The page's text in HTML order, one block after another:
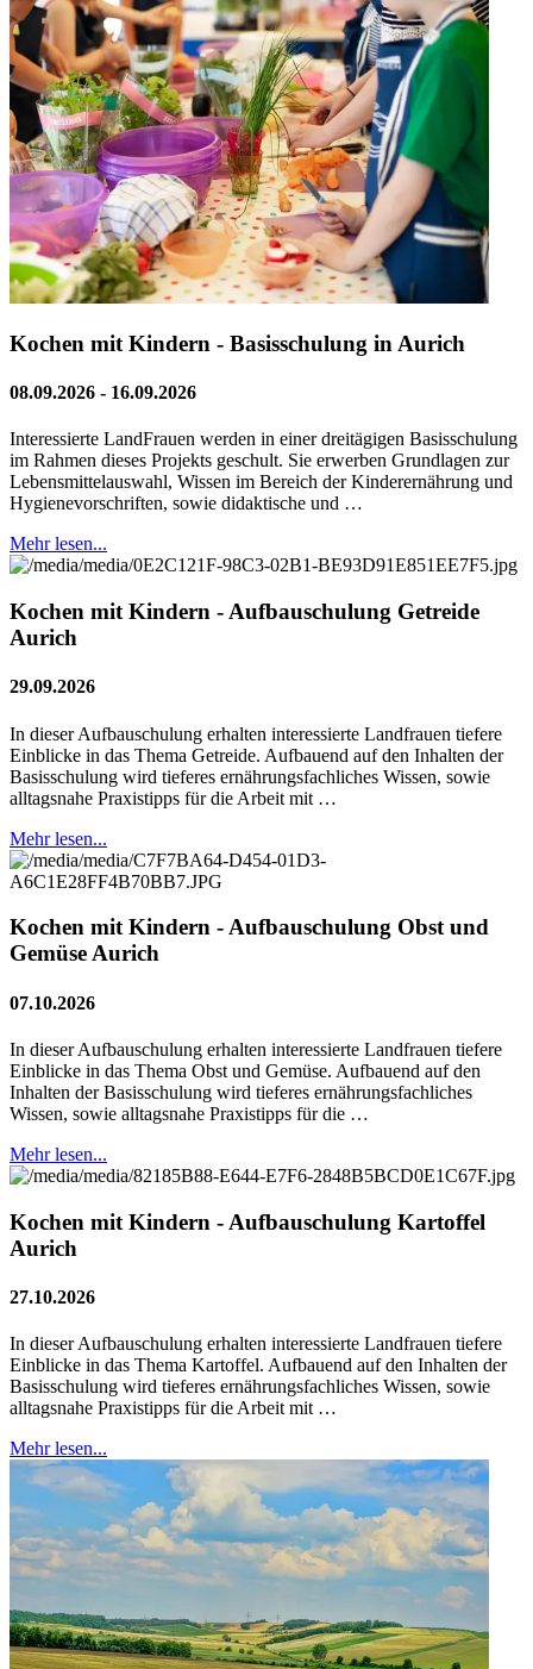
Kochen mit Kindern - Basisschulung in Aurich
08.09.2026 - 16.09.2026
Interessierte LandFrauen werden in einer dreitägigen Basisschulung
im Rahmen dieses Projekts geschult. Sie erwerben Grundlagen zur
Lebensmittelauswahl, Wissen im Bereich der Kinderernährung und
Hygienevorschriften, sowie didaktische und …
Mehr lesen...
Kochen mit Kindern - Aufbauschulung Getreide
Aurich
29.09.2026
In dieser Aufbauschulung erhalten interessierte Landfrauen tiefere
Einblicke in das Thema Getreide. Aufbauend auf den Inhalten der
Basisschulung wird tieferes ernährungsfachliches Wissen, sowie
alltagsnahe Praxistipps für die Arbeit mit …
Mehr lesen...
Kochen mit Kindern - Aufbauschulung Obst und
Gemüse Aurich
07.10.2026
In dieser Aufbauschulung erhalten interessierte Landfrauen tiefere
Einblicke in das Thema Obst und Gemüse. Aufbauend auf den
Inhalten der Basisschulung wird tieferes ernährungsfachliches
Wissen, sowie alltagsnahe Praxistipps für die …
Mehr lesen...
Kochen mit Kindern - Aufbauschulung Kartoffel
Aurich
27.10.2026
In dieser Aufbauschulung erhalten interessierte Landfrauen tiefere
Einblicke in das Thema Kartoffel. Aufbauend auf den Inhalten der
Basisschulung wird tieferes ernährungsfachliches Wissen, sowie
alltagsnahe Praxistipps für die Arbeit mit …
Mehr lesen...